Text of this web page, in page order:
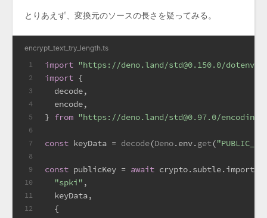
とりあえず、変換元のソースの長さを疑ってみる。
encrypt_text_try_length.ts
1
2
3
4
5
6
7
8
9
10
11
12
import "https://deno.land/std@0.150.0/dotenv/
import {
  decode,
  encode,
} from "https://deno.land/std@0.97.0/encoding/
const keyData = decode(Deno.env.get(
const publicKey = await crypto.subtle
"spki" ,
  keyData,
  {